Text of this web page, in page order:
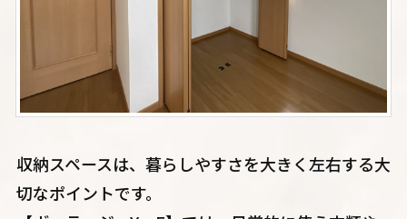
収納スペースは、暮らしやすさを大きく左右する大
切なポイントです。